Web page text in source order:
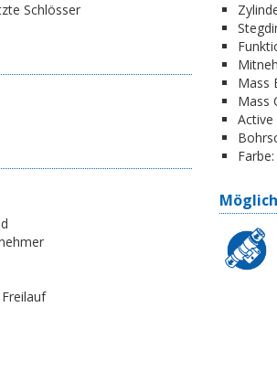
Schlösser
Freilauf
Mass
Mass
Active
Farbe: